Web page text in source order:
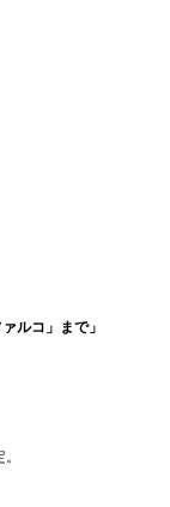
ルコ」まで」